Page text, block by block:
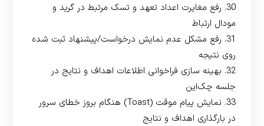
30. رفع مغایرت اعداد تعهد و تسک مرتبط در گرید و
مودال ارتباط
31. رفع مشکل عدم نمایش درخواست/پیشنهاد ثبت شده
روی نتیجه
32. بهینه سازی فراخوانی اطلاعات اهداف و نتایج در
جلسه چک‌این
33. نمایش پیام موقت (Toast) هنگام بروز خطای سرور
در بارگذاری اهداف و نتایج